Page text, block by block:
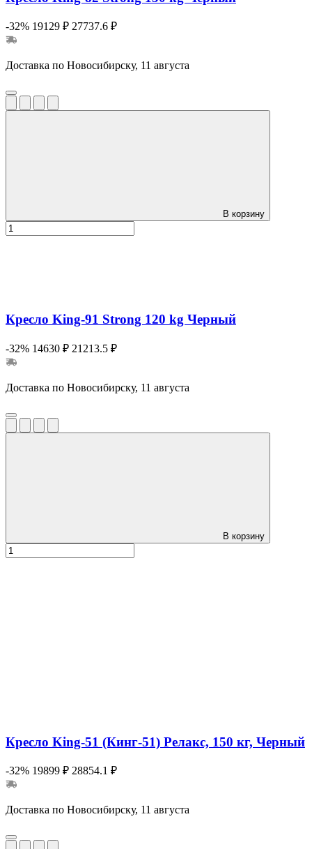
-32% 19129 ₽ 27737.6 ₽
Доставка по Новосибирску, 11 августа
В корзину
Кресло King-91 Strong 120 kg Черный
-32% 14630 ₽ 21213.5 ₽
Доставка по Новосибирску, 11 августа
В корзину
Кресло King-51 (Кинг-51) Релакс, 150 кг, Черный
-32% 19899 ₽ 28854.1 ₽
Доставка по Новосибирску, 11 августа